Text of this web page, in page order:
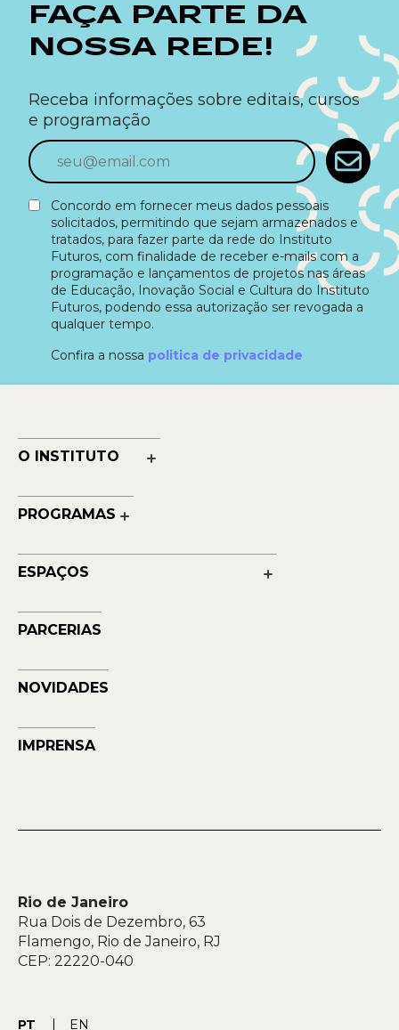
FAÇA PARTE DA
NOSSA REDE!
Receba informações sobre editais, cursos
e programação
Concordo em fornecer meus dados pessoais
solicitados, permitindo que sejam armazenados e
tratados, para fazer parte da rede do Instituto
Futuros, com finalidade de receber e-mails com a
programação e lançamentos de projetos nas áreas
de Educação, Inovação Social e Cultura do Instituto
Futuros, podendo essa autorização ser revogada a
qualquer tempo.
Confira a nossa politica de privacidade
O INSTITUTO
Nossos Números
Quem Faz
Contato
PROGRAMAS
Educação
ESPAÇOS
Musehum
NAVE
PARCERIAS
NOVIDADES
IMPRENSA
Rio de Janeiro
Rua Dois de Dezembro, 63
Flamengo, Rio de Janeiro, RJ
CEP: 22220-040
PT EN